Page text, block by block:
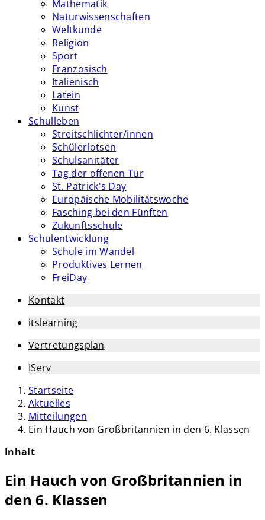
Mathematik
Naturwissenschaften
Weltkunde
Religion
Sport
Französisch
Italienisch
Latein
Kunst
Schulleben
Streitschlichter/innen
Schülerlotsen
Schulsanitäter
Tag der offenen Tür
St. Patrick's Day
Europäische Mobilitätswoche
Fasching bei den Fünften
Zukunftsschule
Schulentwicklung
Schule im Wandel
Produktives Lernen
FreiDay
Kontakt
itslearning
Vertretungsplan
IServ
Startseite
Aktuelles
Mitteilungen
Ein Hauch von Großbritannien in den 6. Klassen
Inhalt
Ein Hauch von Großbritannien in
den 6. Klassen